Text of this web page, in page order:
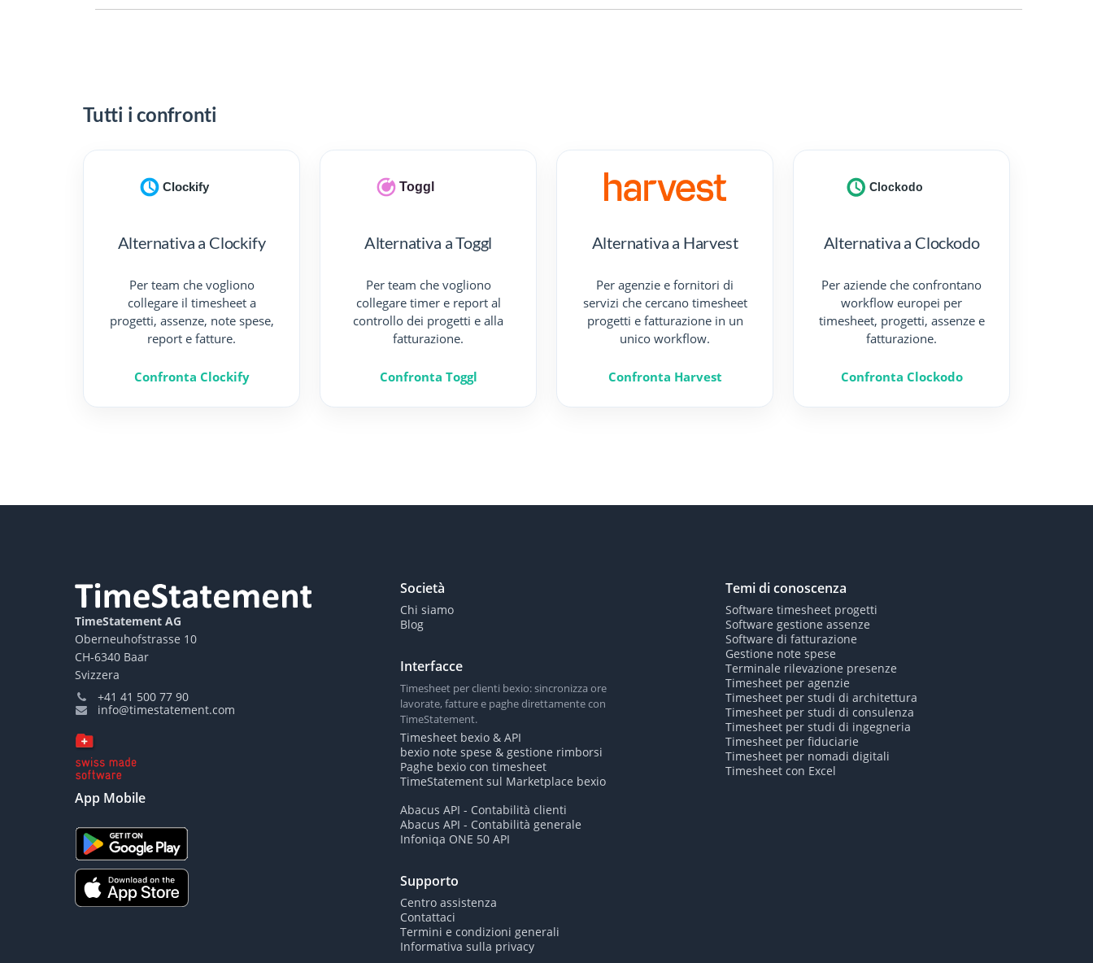
Tutti i confronti
Alternativa a Clockify
Per team che vogliono
collegare il timesheet a
progetti, assenze, note spese,
report e fatture.
Confronta Clockify
Alternativa a Toggl
Per team che vogliono
collegare timer e report al
controllo dei progetti e alla
fatturazione.
Confronta Toggl
Alternativa a Harvest
Per agenzie e fornitori di
servizi che cercano timesheet
progetti e fatturazione in un
unico workflow.
Confronta Harvest
Alternativa a Clockodo
Per aziende che confrontano
workflow europei per
timesheet, progetti, assenze e
fatturazione.
Confronta Clockodo
TimeStatement AG
Oberneuhofstrasse 10
CH-6340 Baar
Svizzera
+41 41 500 77 90
info@timestatement.com
App Mobile
Società
Chi siamo
Blog
Interfacce
Timesheet per clienti bexio: sincronizza ore
lavorate, fatture e paghe direttamente con
TimeStatement.
Timesheet bexio & API
bexio note spese & gestione rimborsi
Paghe bexio con timesheet
TimeStatement sul Marketplace bexio
Abacus API - Contabilità clienti
Abacus API - Contabilità generale
Infoniqa ONE 50 API
Supporto
Centro assistenza
Contattaci
Termini e condizioni generali
Informativa sulla privacy
Temi di conoscenza
Software timesheet progetti
Software gestione assenze
Software di fatturazione
Gestione note spese
Terminale rilevazione presenze
Timesheet per agenzie
Timesheet per studi di architettura
Timesheet per studi di consulenza
Timesheet per studi di ingegneria
Timesheet per fiduciarie
Timesheet per nomadi digitali
Timesheet con Excel